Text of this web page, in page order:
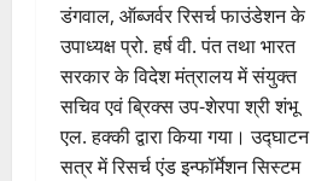
डंगवाल, ऑब्जर्वर रिसर्च फाउंडेशन के
उपाध्यक्ष प्रो. हर्ष वी. पंत तथा भारत
सरकार के विदेश मंत्रालय में संयुक्त
सचिव एवं ब्रिक्स उप-शेरपा श्री शंभू
एल. हक्की द्वारा किया गया। उद्घाटन
सत्र में रिसर्च एंड इन्फॉर्मेशन सिस्टम